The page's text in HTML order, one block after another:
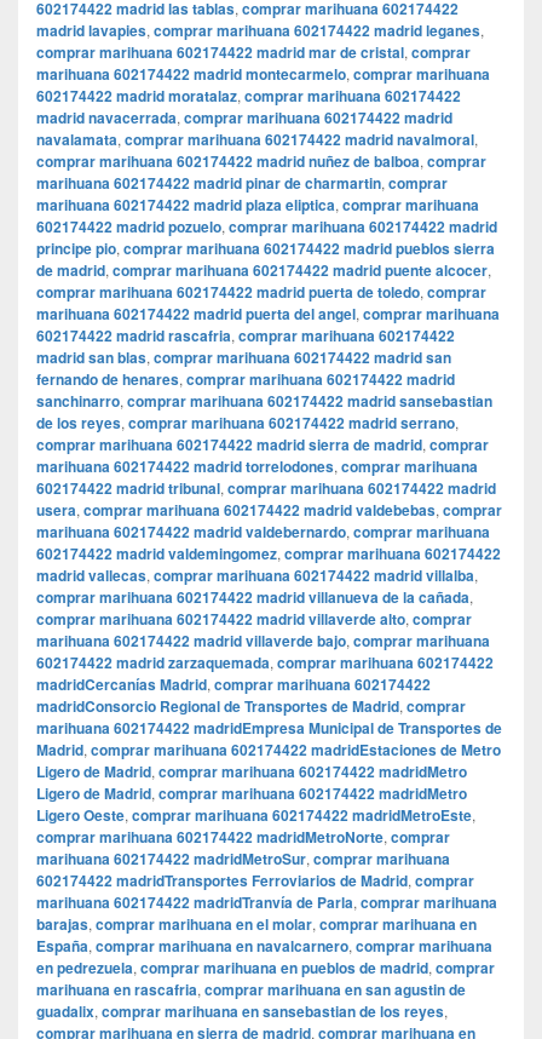
602174422 madrid las tablas, comprar marihuana 602174422
madrid lavapies, comprar marihuana 602174422 madrid leganes,
comprar marihuana 602174422 madrid mar de cristal, comprar
marihuana 602174422 madrid montecarmelo, comprar marihuana
602174422 madrid moratalaz, comprar marihuana 602174422
madrid navacerrada, comprar marihuana 602174422 madrid
navalamata, comprar marihuana 602174422 madrid navalmoral,
comprar marihuana 602174422 madrid nuñez de balboa, comprar
marihuana 602174422 madrid pinar de charmartin, comprar
marihuana 602174422 madrid plaza eliptica, comprar marihuana
602174422 madrid pozuelo, comprar marihuana 602174422 madrid
principe pio, comprar marihuana 602174422 madrid pueblos sierra
de madrid, comprar marihuana 602174422 madrid puente alcocer,
comprar marihuana 602174422 madrid puerta de toledo, comprar
marihuana 602174422 madrid puerta del angel, comprar marihuana
602174422 madrid rascafria, comprar marihuana 602174422
madrid san blas, comprar marihuana 602174422 madrid san
fernando de henares, comprar marihuana 602174422 madrid
sanchinarro, comprar marihuana 602174422 madrid sansebastian
de los reyes, comprar marihuana 602174422 madrid serrano,
comprar marihuana 602174422 madrid sierra de madrid, comprar
marihuana 602174422 madrid torrelodones, comprar marihuana
602174422 madrid tribunal, comprar marihuana 602174422 madrid
usera, comprar marihuana 602174422 madrid valdebebas, comprar
marihuana 602174422 madrid valdebernardo, comprar marihuana
602174422 madrid valdemingomez, comprar marihuana 602174422
madrid vallecas, comprar marihuana 602174422 madrid villalba,
comprar marihuana 602174422 madrid villanueva de la cañada,
comprar marihuana 602174422 madrid villaverde alto, comprar
marihuana 602174422 madrid villaverde bajo, comprar marihuana
602174422 madrid zarzaquemada, comprar marihuana 602174422
madridCercanías Madrid, comprar marihuana 602174422
madridConsorcio Regional de Transportes de Madrid, comprar
marihuana 602174422 madridEmpresa Municipal de Transportes de
Madrid, comprar marihuana 602174422 madridEstaciones de Metro
Ligero de Madrid, comprar marihuana 602174422 madridMetro
Ligero de Madrid, comprar marihuana 602174422 madridMetro
Ligero Oeste, comprar marihuana 602174422 madridMetroEste,
comprar marihuana 602174422 madridMetroNorte, comprar
marihuana 602174422 madridMetroSur, comprar marihuana
602174422 madridTransportes Ferroviarios de Madrid, comprar
marihuana 602174422 madridTranvía de Parla, comprar marihuana
barajas, comprar marihuana en el molar, comprar marihuana en
España, comprar marihuana en navalcarnero, comprar marihuana
en pedrezuela, comprar marihuana en pueblos de madrid, comprar
marihuana en rascafria, comprar marihuana en san agustin de
guadalix, comprar marihuana en sansebastian de los reyes,
comprar marihuana en sierra de madrid, comprar marihuana en